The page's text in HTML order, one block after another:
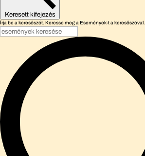
Keresett kifejezés
Írja be a keresőszót. Keresse meg a Események-t a keresőszóval.